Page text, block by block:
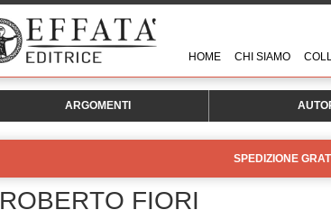
HOME CHI SIAMO
ARGOMENTI
SPEDIZIONE
ROBERTO FIORI